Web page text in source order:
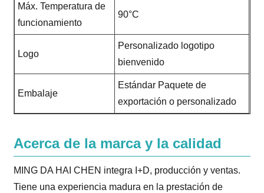
Máx. Temperatura de
funcionamiento
90°C
Logo
Personalizado logotipo
bienvenido
Embalaje
Estándar Paquete de
exportación o personalizado
Acerca de la marca y la calidad
MING DA HAI CHEN integra I+D, producción y ventas.
Tiene una experiencia madura en la prestación de